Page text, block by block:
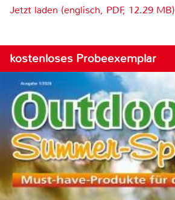
Jetzt laden (englisch, PDF, 12.29 MB)
kostenloses Probeexemplar